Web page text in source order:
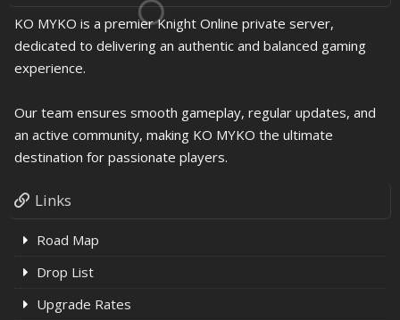
KO MYKO is a premier Knight Online private server,
dedicated to delivering an authentic and balanced gaming
experience.
Our team ensures smooth gameplay, regular updates, and
an active community, making KO MYKO the ultimate
destination for passionate players.
Links
Road Map
Drop List
Upgrade Rates